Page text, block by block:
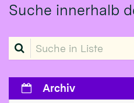
Suche innerhalb
Suche in Liste
Archiv